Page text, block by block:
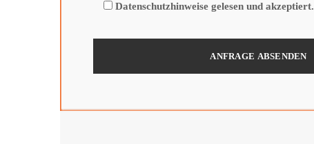
Datenschutzhinweise gelesen und akzeptiert.